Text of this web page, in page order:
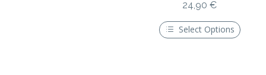
être
sur
la
24,90 €
Select Options
Ce